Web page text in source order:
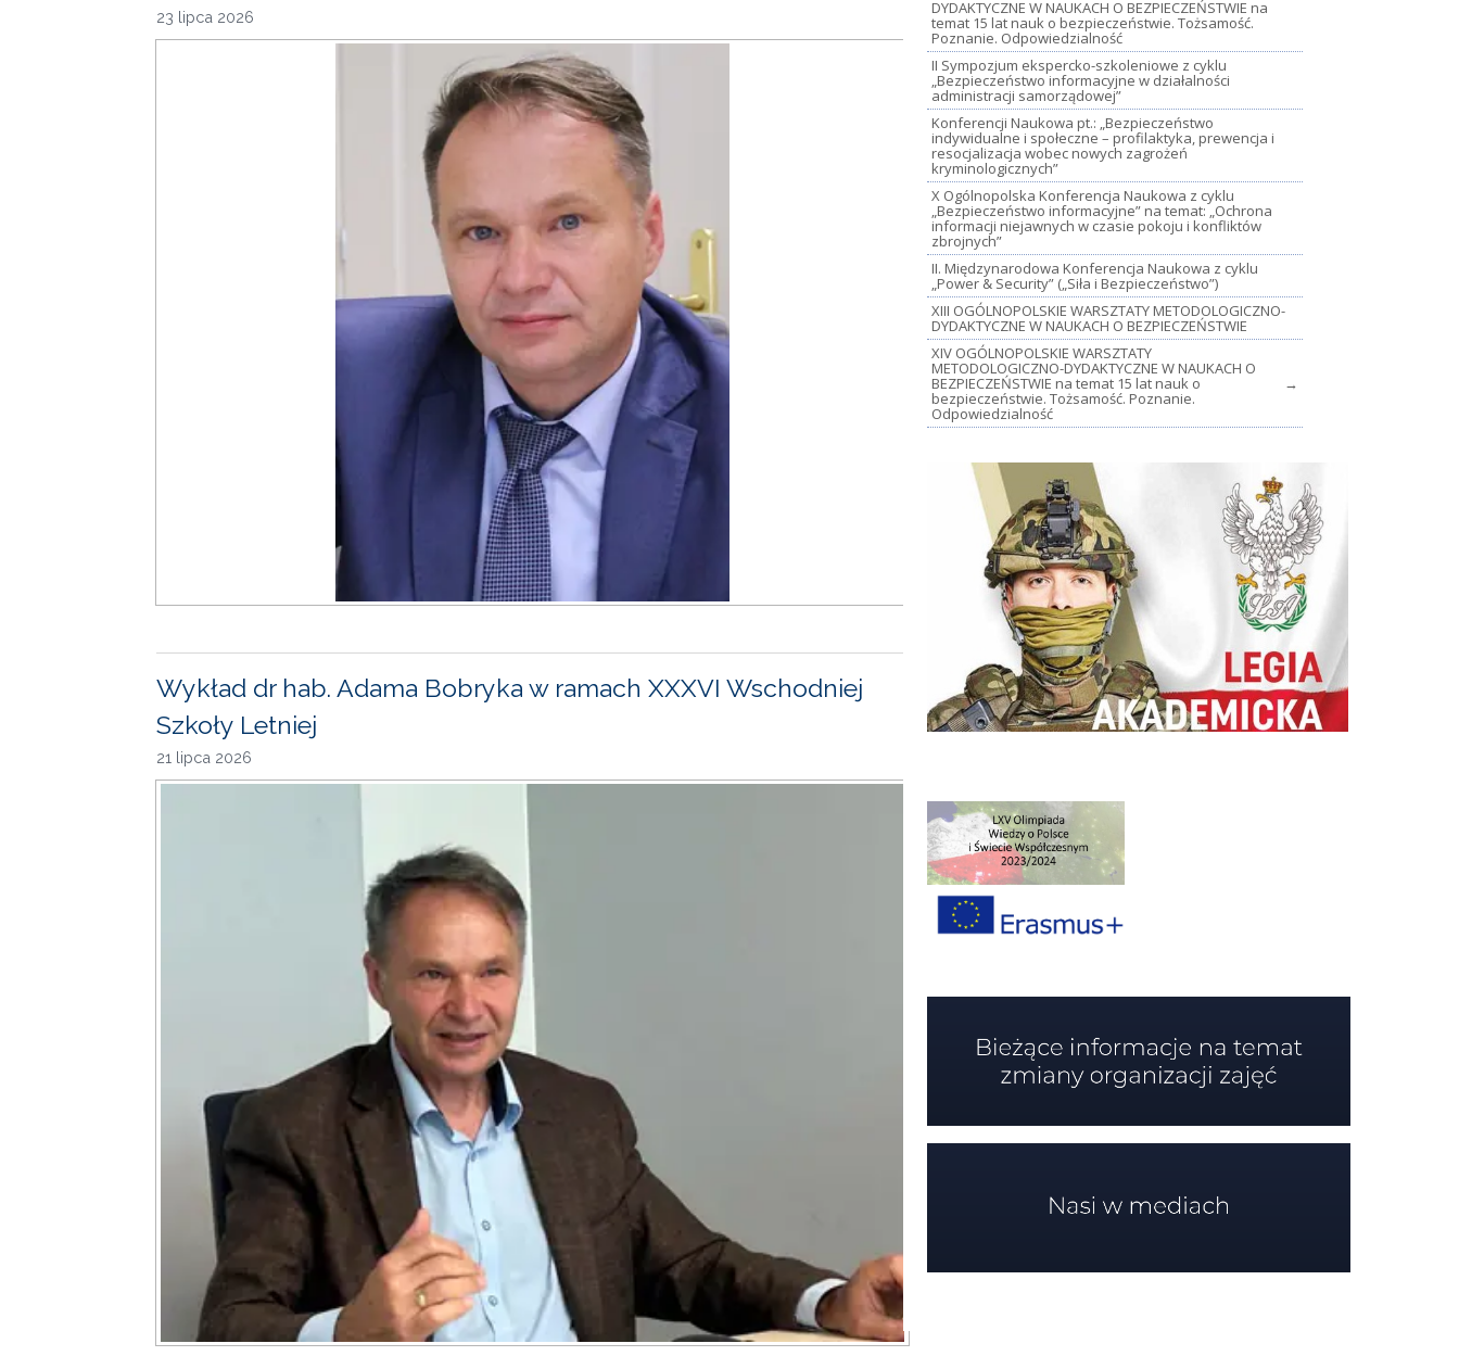
23 lipca 2026
Wykład dr hab. Adama Bobryka w ramach XXXVI Wschodniej
Szkoły Letniej
21 lipca 2026
DYDAKTYCZNE W NAUKACH O BEZPIECZEŃSTWIE na
temat 15 lat nauk o bezpieczeństwie. Tożsamość.
Poznanie. Odpowiedzialność
II Sympozjum ekspercko-szkoleniowe z cyklu
„Bezpieczeństwo informacyjne w działalności
administracji samorządowej”
Konferencji Naukowa pt.: „Bezpieczeństwo
indywidualne i społeczne – profilaktyka, prewencja i
resocjalizacja wobec nowych zagrożeń
kryminologicznych”
X Ogólnopolska Konferencja Naukowa z cyklu
„Bezpieczeństwo informacyjne” na temat: „Ochrona
informacji niejawnych w czasie pokoju i konfliktów
zbrojnych”
II. Międzynarodowa Konferencja Naukowa z cyklu
„Power & Security” („Siła i Bezpieczeństwo”)
XIII OGÓLNOPOLSKIE WARSZTATY METODOLOGICZNO-
DYDAKTYCZNE W NAUKACH O BEZPIECZEŃSTWIE
XIV OGÓLNOPOLSKIE WARSZTATY
METODOLOGICZNO-DYDAKTYCZNE W NAUKACH O
BEZPIECZEŃSTWIE na temat 15 lat nauk o
bezpieczeństwie. Tożsamość. Poznanie.
Odpowiedzialność
→